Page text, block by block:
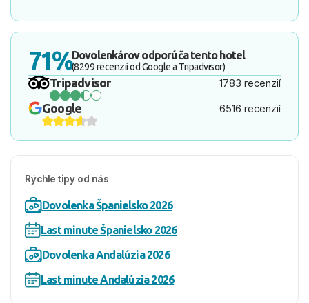
71%Dovolenkárov odporúča tento hotel
(8299 recenzií od Google a Tripadvisor)
Tripadvisor 1783 recenzií
Google 6516 recenzií
Rýchle tipy od nás
Dovolenka Španielsko 2026
Last minute Španielsko 2026
Dovolenka Andalúzia 2026
Last minute Andalúzia 2026